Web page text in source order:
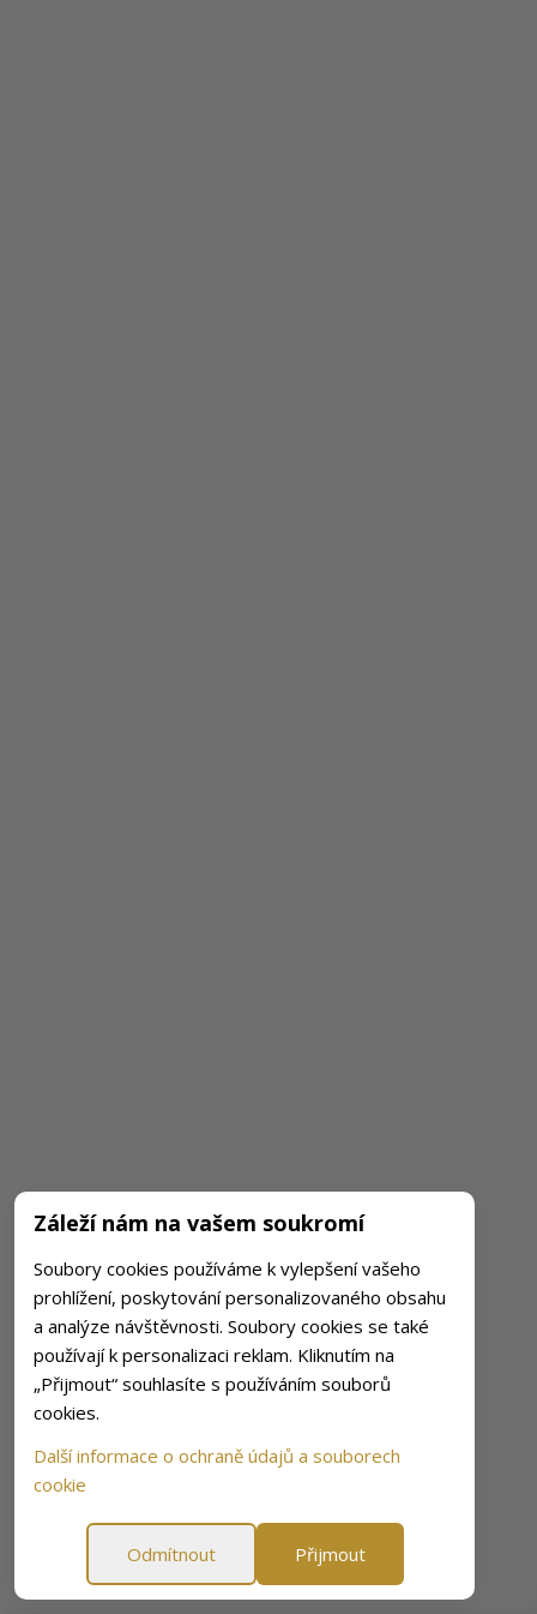
Záleží nám na vašem soukromí
Soubory cookies používáme k vylepšení vašeho
prohlížení, poskytování personalizovaného obsahu
a analýze návštěvnosti. Soubory cookies se také
používají k personalizaci reklam. Kliknutím na
„Přijmout“ souhlasíte s používáním souborů
cookies.
Další informace o ochraně údajů a souborech
cookie
Odmítnout Přijmout